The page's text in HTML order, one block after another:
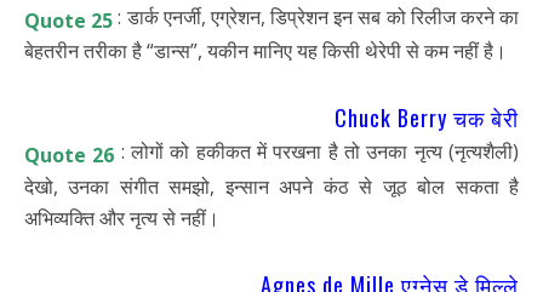
Quote 25: डार्क एनर्जी, एग्रेशन, डिप्रेशन इन सब को रिलीज करने का
बेहतरीन तरीका है “डान्स”, यकीन मानिए यह किसी थेरेपी से कम नहीं है।
Chuck Berry चक बेरी
Quote 26 : लोगों को हकीकत में परखना है तो उनका नृत्य (नृत्यशैली)
देखो, उनका संगीत समझो, इन्सान अपने कंठ से जूठ बोल सकता है
अभिव्यक्ति और नृत्य से नहीं।
Agnes de Mille एग्नेस डे मिल्ले